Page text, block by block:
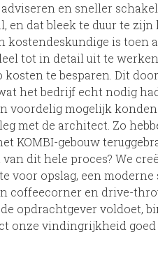
en sneller
en dat bleek te duur te
kostendeskundige is toen
tot in detail uit te
kosten te besparen. Dit
het bedrijf echt nodig
voordelig mogelijk
met de architect. Zo
KOMBI-gebouw
dit hele proces? We
voor opslag, een
coffeecorner en drive-
opdrachtgever voldoet,
onze vindingrijkheid goed